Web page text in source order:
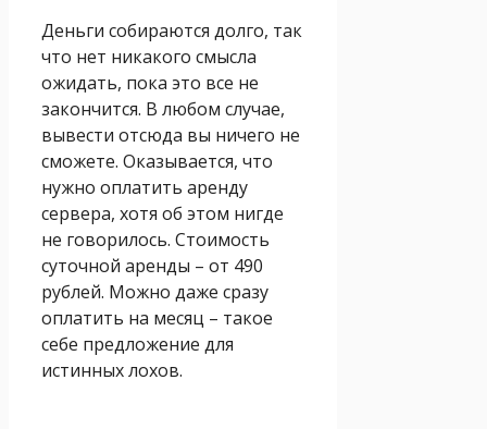
Деньги собираются долго, так
что нет никакого смысла
ожидать, пока это все не
закончится. В любом случае,
вывести отсюда вы ничего не
сможете. Оказывается, что
нужно оплатить аренду
сервера, хотя об этом нигде
не говорилось. Стоимость
суточной аренды – от 490
рублей. Можно даже сразу
оплатить на месяц – такое
себе предложение для
истинных лохов.